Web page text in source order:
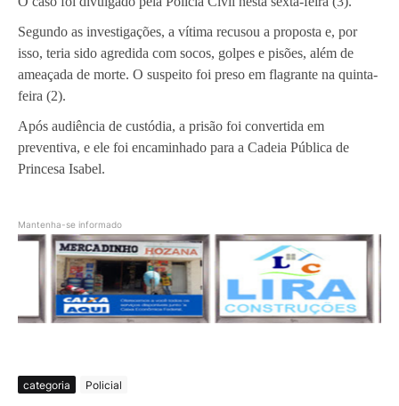
Segundo as investigações, a vítima recusou a proposta e, por
isso, teria sido agredida com socos, golpes e pisões, além de
ameaçada de morte. O suspeito foi preso em flagrante na quinta-
feira (2).
Após audiência de custódia, a prisão foi convertida em
preventiva, e ele foi encaminhado para a Cadeia Pública de
Princesa Isabel.
Mantenha-se informado
categoria Policial